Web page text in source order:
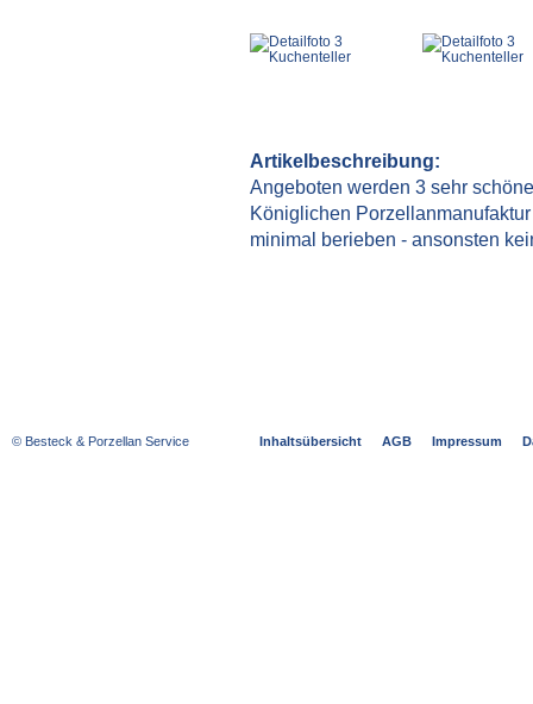
Artikelbeschreibung:
Angeboten werden 3 sehr
Königlichen
minimal berieben - ansonsten
© Besteck & Porzellan Service Inhaltsübersicht AGB Impressum